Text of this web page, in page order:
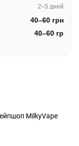
2–5 дней
40–60 грн
40–60 гр
MilkyVape